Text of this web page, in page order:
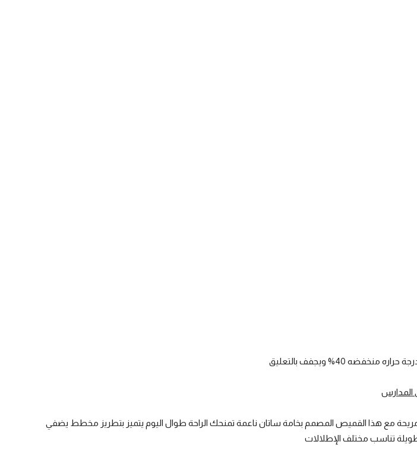
40% ويجفف بالتعليق
المدارس
مع هذا القميص المصمم بخامة ساتان ناعمة تمنحك الراحة طوال اليوم يتميز بتطريز مخطط يضفي
تناسب مختلف الإطلالات